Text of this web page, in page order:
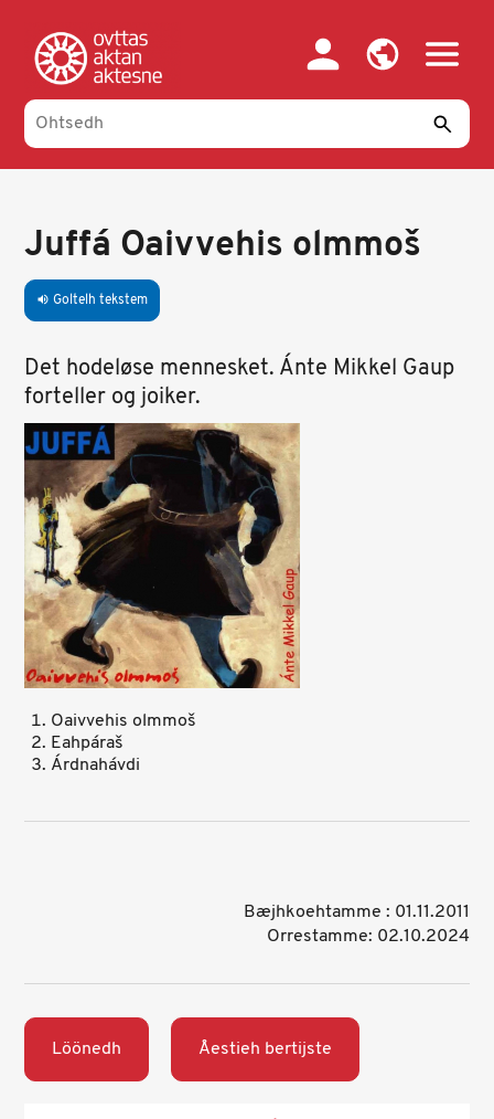
main
content
Juffá Oaivvehis olmmoš
volume_up Goltelh tekstem
Det hodeløse mennesket. Ánte Mikkel Gaup
forteller og joiker.
Oaivvehis olmmoš
Eahpáraš
Árdnahávdi
Bæjhkoehtamme : 01.11.2011
Orrestamme: 02.10.2024
Löönedh Åestieh bertijste